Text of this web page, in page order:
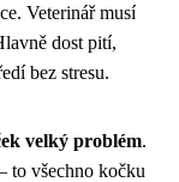
Veterinář musí
dost pití,
bez stresu.
velký problém.
to všechno kočku